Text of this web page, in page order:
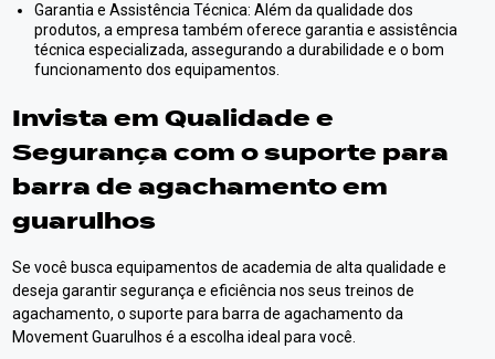
Garantia e Assistência Técnica: Além da qualidade dos
produtos, a empresa também oferece garantia e assistência
técnica especializada, assegurando a durabilidade e o bom
funcionamento dos equipamentos.
Invista em Qualidade e
Segurança com osuporte para
barra de agachamento em
guarulhos
Se você busca equipamentos de academia de alta qualidade e
deseja garantir segurança e eficiência nos seus treinos de
agachamento, o suporte para barra de agachamento da
Movement Guarulhos é a escolha ideal para você.